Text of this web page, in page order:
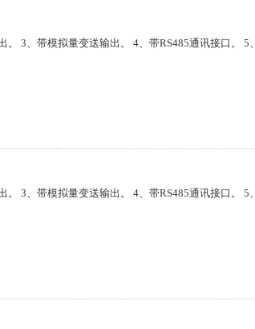
3、带模拟量变送输出。 4、带RS485通讯接口。 5、
3、带模拟量变送输出。 4、带RS485通讯接口。 5、